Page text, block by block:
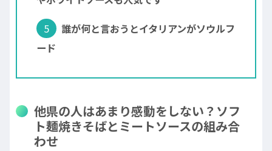
誰が何と言おうとイタリアンがソウルフ
ード
他県の人はあまり感動をしない？ソフ
ト麺焼きそばとミートソースの組み合
わせ